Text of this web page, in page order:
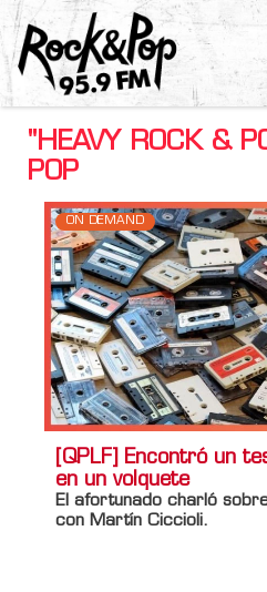
"HEAVY ROCK &
POP
ON DEMAND
[QPLF] Encontró un
en un volquete
El afortunado charló
con Martín Ciccioli.